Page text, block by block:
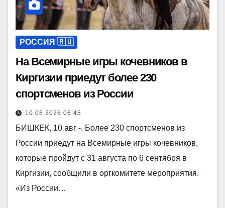
РОССИЯ 🇷🇺
На Всемирные игры кочевников в
Киргизии приедут более 230
спортсменов из России
10.08.2026 06:45
БИШКЕК, 10 авг -. Более 230 спортсменов из
России приедут на Всемирные игры кочевников,
которые пройдут с 31 августа по 6 сентября в
Киргизии, сообщили в оргкомитете мероприятия.
«Из России…